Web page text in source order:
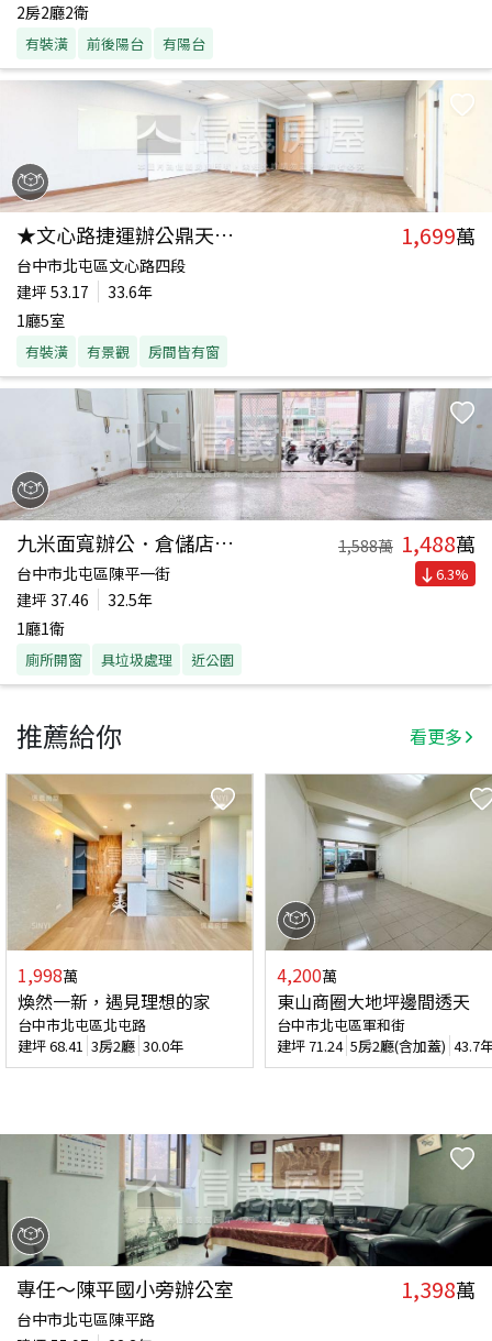
2房2廳2衛
有裝潢 前後陽台 有陽台
★文心路捷運辦公鼎天商務 1,699萬
台中市北屯區文心路四段
建坪 53.17
33.6年
1廳5室
有裝潢 有景觀 房間皆有窗
九米面寬辦公．倉儲店面佳 1,588萬 1,488萬
台中市北屯區陳平一街
建坪 37.46
32.5年
1廳1衛
廁所開窗 具垃圾處理 近公園
6.3%
推薦給你 看更多
1,998萬
煥然一新，遇見理想的家
台中市北屯區北屯路
建坪68.41 3房2廳 30.0年
4,200萬
東山商圈大地坪邊間透天
台中市北屯區軍和街
建坪71.24 5房2廳(含加蓋) 43.7
專任～陳平國小旁辦公室 1,398萬
台中市北屯區陳平路